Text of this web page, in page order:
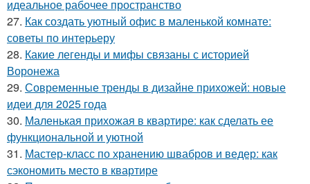
идеальное рабочее пространство
27. Как создать уютный офис в маленькой комнате:
советы по интерьеру
28. Какие легенды и мифы связаны с историей
Воронежа
29. Современные тренды в дизайне прихожей: новые
идеи для 2025 года
30. Маленькая прихожая в квартире: как сделать ее
функциональной и уютной
31. Мастер-класс по хранению швабров и ведер: как
сэкономить место в квартире